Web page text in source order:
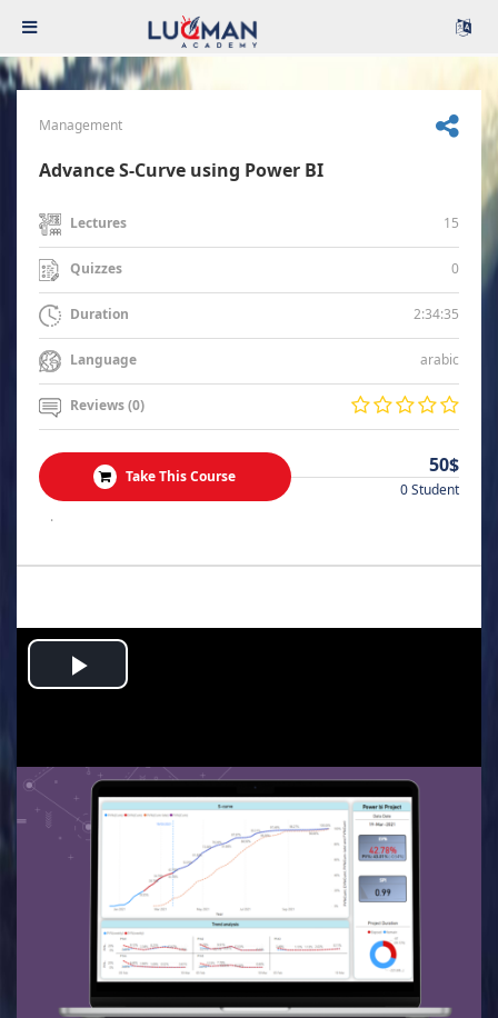
Management
Advance S-Curve using Power BI
Lectures 15
Quizzes 0
Duration 2:34:35
Language arabic
Reviews (0)
Take This Course 50$
0 Student
.
Play